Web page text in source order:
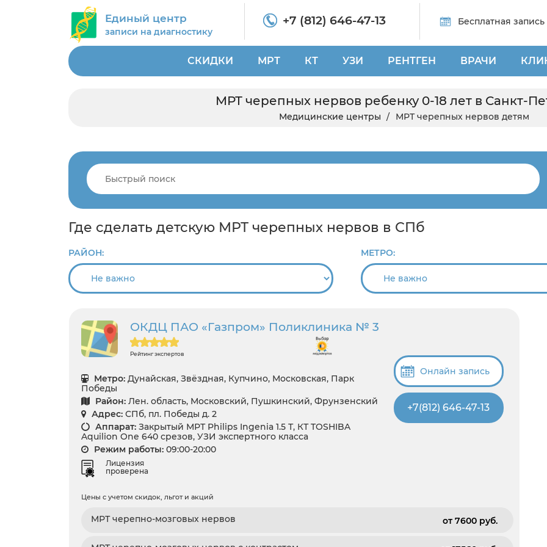
Единый центр
записи на диагностику
+7 (812) 646-47-13 Бесплатная запись
СКИДКИ МРТ КТ УЗИ РЕНТГЕН ВРАЧИ
МРТ черепных нервов ребенку 0-18 лет в Санкт-
Медицинские центры МРТ черепных нервов детям
Где сделать детскую МРТ черепных нервов в СПб
РАЙОН: МЕТРО:
ОКДЦ ПАО «Газпром» Поликлиника № 3
Рейтинг экспертов
Метро: Дунайская, Звёздная, Купчино, Московская, Парк
Победы
Район: Лен. область, Московский, Пушкинский, Фрунзенский
Адрес: СПб, пл. Победы д. 2
Аппарат: Закрытый МРТ Philips Ingenia 1.5 Т, КТ TOSHIBA
Aquilion One 640 срезов, УЗИ экспертного класса
Режим работы: 09:00-20:00
Лицензия
проверена
Онлайн запись
+7(812) 646-47-13
Цены с учетом скидок, льгот и акций
МРТ черепно-мозговых нервов от 7600 pуб.